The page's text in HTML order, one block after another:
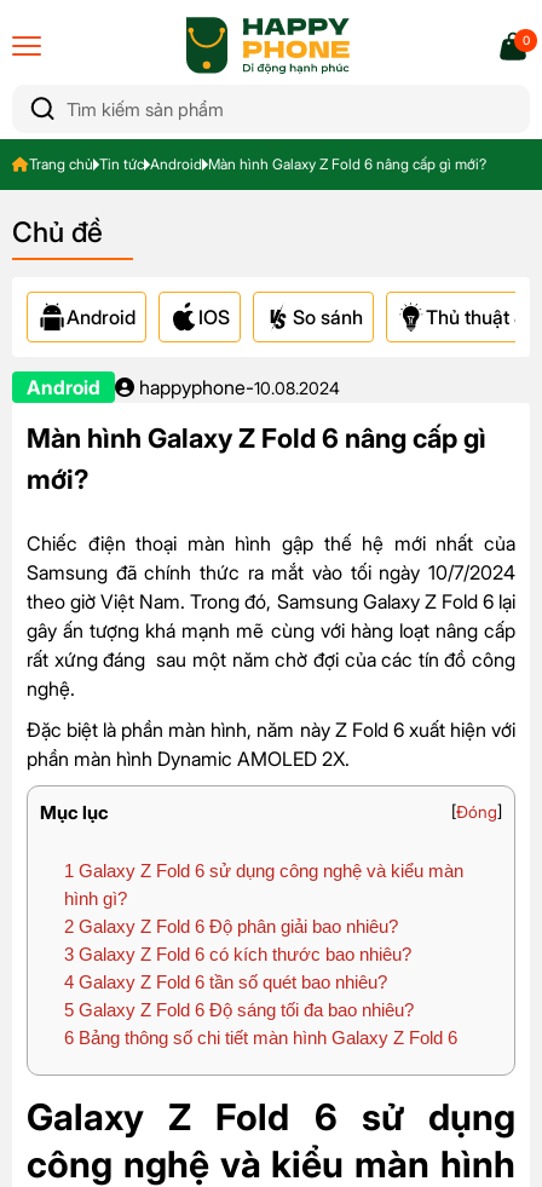
0
Trang chủ Tin tức Android Màn hình Galaxy Z Fold 6 nâng cấp gì mới?
Chủ đề
Android IOS So sánh Thủ thuật &
Android happyphone-10.08.2024
Màn hình Galaxy Z Fold 6 nâng cấp gì
mới?
Chiếc điện thoại màn hình gập thế hệ mới nhất của
Samsung đã chính thức ra mắt vào tối ngày 10/7/2024
theo giờ Việt Nam. Trong đó, Samsung Galaxy Z Fold 6 lại
gây ấn tượng khá mạnh mẽ cùng với hàng loạt nâng cấp
rất xứng đáng sau một năm chờ đợi của các tín đồ công
nghệ.
Đặc biệt là phần màn hình, năm này Z Fold 6 xuất hiện với
phần màn hình Dynamic AMOLED 2X.
Mục lục [Đóng]
1 Galaxy Z Fold 6 sử dụng công nghệ và kiểu màn
hình gì?
2 Galaxy Z Fold 6 Độ phân giải bao nhiêu?
3 Galaxy Z Fold 6 có kích thước bao nhiêu?
4 Galaxy Z Fold 6 tần số quét bao nhiêu?
5 Galaxy Z Fold 6 Độ sáng tối đa bao nhiêu?
6 Bảng thông số chi tiết màn hình Galaxy Z Fold 6
Galaxy Z Fold 6 sử dụng
công nghệ và kiểu màn hình